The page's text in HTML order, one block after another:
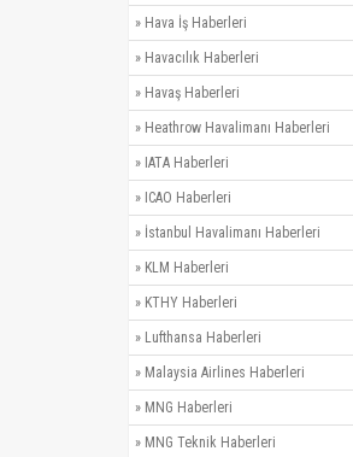
» Hava İş Haberleri
» Havacılık Haberleri
» Havaş Haberleri
» Heathrow Havalimanı Haberleri
» IATA Haberleri
» ICAO Haberleri
» İstanbul Havalimanı Haberleri
» KLM Haberleri
» KTHY Haberleri
» Lufthansa Haberleri
» Malaysia Airlines Haberleri
» MNG Haberleri
» MNG Teknik Haberleri